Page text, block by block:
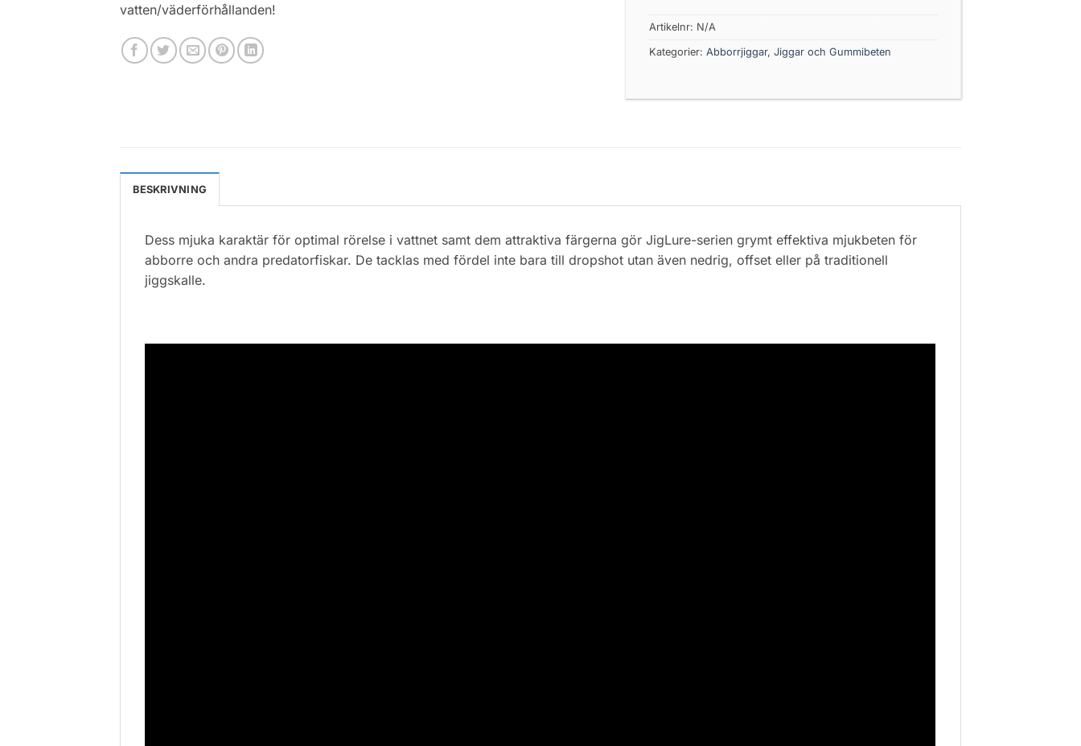
vatten/väderförhållanden!
Artikelnr: N/A
Kategorier: Abborrjiggar, Jiggar och Gummibeten
BESKRIVNING
Dess mjuka karaktär för optimal rörelse i vattnet samt dem attraktiva färgerna gör JigLure-serien grymt effektiva mjukbeten för
abborre och andra predatorfiskar. De tacklas med fördel inte bara till dropshot utan även nedrig, offset eller på traditionell
jiggskalle.